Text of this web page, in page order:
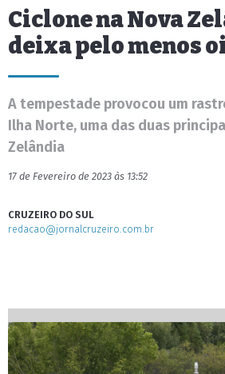
Ciclone na Nova
deixa pelo menos
A tempestade provocou um
Ilha Norte, uma das duas
Zelândia
17 de Fevereiro de 2023 às 13:52
CRUZEIRO DO SUL
redacao@jornalcruzeiro.com.br